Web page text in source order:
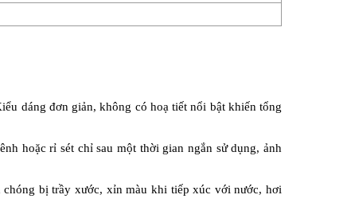
dáng đơn giản, không có hoạ tiết nổi bật khiến tổng
hoặc rỉ sét chỉ sau một thời gian ngắn sử dụng, ảnh
bị trầy xước, xỉn màu khi tiếp xúc với nước, hơi